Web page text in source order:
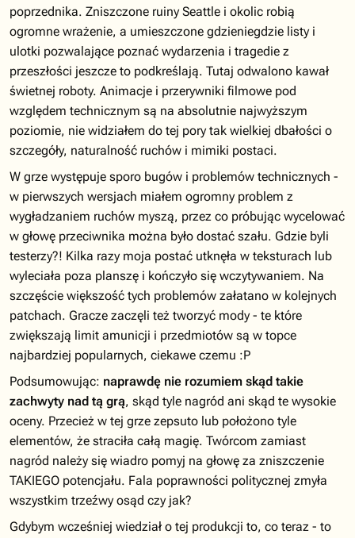
poprzednika. Zniszczone ruiny Seattle i okolic robią
ogromne wrażenie, a umieszczone gdzieniegdzie listy i
ulotki pozwalające poznać wydarzenia i tragedie z
przeszłości jeszcze to podkreślają. Tutaj odwalono kawał
świetnej roboty. Animacje i przerywniki filmowe pod
względem technicznym są na absolutnie najwyższym
poziomie, nie widziałem do tej pory tak wielkiej dbałości o
szczegóły, naturalność ruchów i mimiki postaci.
W grze występuje sporo bugów i problemów technicznych -
w pierwszych wersjach miałem ogromny problem z
wygładzaniem ruchów myszą, przez co próbując wycelować
w głowę przeciwnika można było dostać szału. Gdzie byli
testerzy?! Kilka razy moja postać utknęła w teksturach lub
wyleciała poza planszę i kończyło się wczytywaniem. Na
szczęście większość tych problemów załatano w kolejnych
patchach. Gracze zaczęli też tworzyć mody - te które
zwiększają limit amunicji i przedmiotów są w topce
najbardziej popularnych, ciekawe czemu :P
Podsumowując: naprawdę nie rozumiem skąd takie
zachwyty nad tą grą, skąd tyle nagród ani skąd te wysokie
oceny. Przecież w tej grze zepsuto lub położono tyle
elementów, że straciła całą magię. Twórcom zamiast
nagród należy się wiadro pomyj na głowę za zniszczenie
TAKIEGO potencjału. Fala poprawności politycznej zmyła
wszystkim trzeźwy osąd czy jak?
Gdybym wcześniej wiedział o tej produkcji to, co teraz - to